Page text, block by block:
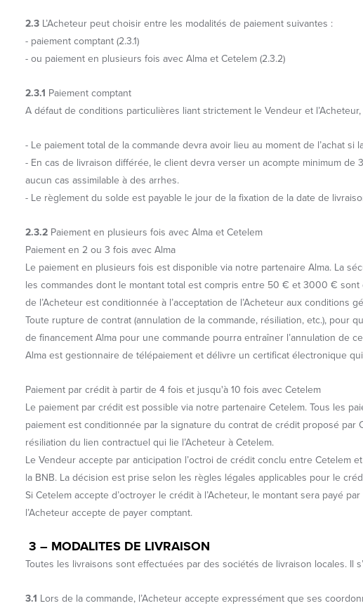
2.3 L’Acheteur peut choisir entre les modalités de paiement suivantes :
- paiement comptant (2.3.1)
- ou paiement en plusieurs fois avec Alma et Cetelem (2.3.2)
2.3.1 Paiement comptant
A défaut de conditions particulières liant strictement le Vendeur et
- Le paiement total de la commande devra avoir lieu au moment de l’achat
- En cas de livraison différée, le client devra verser un acompte minimum
aucun cas assimilable à des arrhes.
- Le règlement du solde est payable le jour de la fixation de la date de
2.3.2 Paiement en plusieurs fois avec Alma et Cetelem
Paiement en 2 ou 3 fois avec Alma
Le paiement en plusieurs fois est disponible via notre partenaire Alma. La
les commandes dont le montant total est compris entre 50 € et 3000 € sont
de l’Acheteur est conditionnée à l’acceptation de l’Acheteur aux conditions
Toute rupture de contrat (annulation de la commande, résiliation, etc.), pour
de financement Alma pour une commande pourra entraîner l’annulation de
Alma est gestionnaire de télépaiement et délivre un certificat électronique
Paiement par crédit à partir de 4 fois et jusqu'à 10 fois avec Cetelem
Le paiement par crédit est possible via notre partenaire Cetelem. Tous les
paiement est conditionnée par la signature du contrat de crédit proposé par
résiliation du lien contractuel qui lie l’Acheteur à Cetelem.
Le Vendeur accepte par anticipation l’octroi de crédit conclu entre Cetelem
la BNB. La décision est prise selon les règles légales applicables pour le
Si Cetelem accepte d’octroyer le crédit à l’Acheteur, le montant sera payé
l’Acheteur accepte de payer comptant.
3 – MODALITES DE LIVRAISON
Toutes les livraisons sont effectuées par des sociétés de livraison locales. Il
3.1 Lors de la commande, l’Acheteur accepte expressément que ses